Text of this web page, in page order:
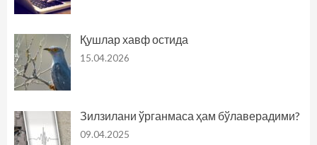
Қушлар хавф остида
15.04.2026
Зилзилани ўрганмаса ҳам бўлаверадими?
09.04.2025